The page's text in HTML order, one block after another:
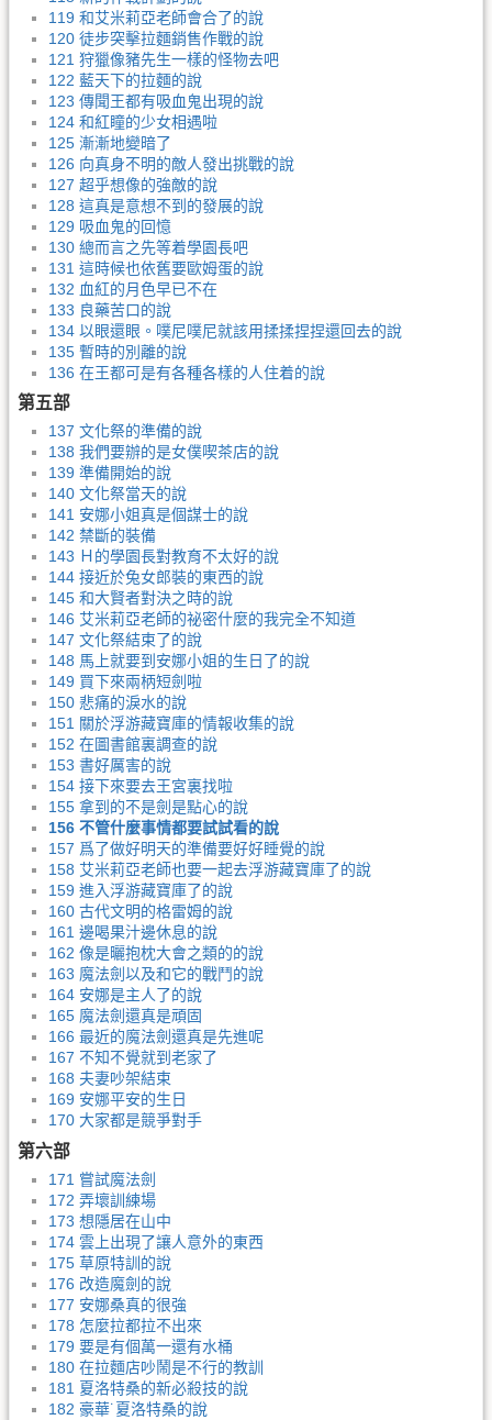
119 和艾米莉亞老師會合了的說
120 徒步突擊拉麵銷售作戰的說
121 狩獵像豬先生一樣的怪物去吧
122 藍天下的拉麵的說
123 傳聞王都有吸血鬼出現的說
124 和紅瞳的少女相遇啦
125 漸漸地變暗了
126 向真身不明的敵人發出挑戰的說
127 超乎想像的強敵的說
128 這真是意想不到的發展的說
129 吸血鬼的回憶
130 總而言之先等着學園長吧
131 這時候也依舊要歐姆蛋的說
132 血紅的月色早已不在
133 良藥苦口的說
134 以眼還眼。噗尼噗尼就該用揉揉捏捏還回去的說
135 暫時的別離的說
136 在王都可是有各種各樣的人住着的說
第五部
137 文化祭的準備的說
138 我們要辦的是女僕喫茶店的說
139 準備開始的說
140 文化祭當天的說
141 安娜小姐真是個謀士的說
142 禁斷的裝備
143 Ｈ的學園長對教育不太好的說
144 接近於兔女郎裝的東西的說
145 和大賢者對決之時的說
146 艾米莉亞老師的祕密什麼的我完全不知道
147 文化祭結束了的說
148 馬上就要到安娜小姐的生日了的說
149 買下來兩柄短劍啦
150 悲痛的淚水的說
151 關於浮游藏寶庫的情報收集的說
152 在圖書館裏調查的說
153 書好厲害的說
154 接下來要去王宮裏找啦
155 拿到的不是劍是點心的說
156 不管什麼事情都要試試看的說
157 爲了做好明天的準備要好好睡覺的說
158 艾米莉亞老師也要一起去浮游藏寶庫了的說
159 進入浮游藏寶庫了的說
160 古代文明的格雷姆的說
161 邊喝果汁邊休息的說
162 像是曬抱枕大會之類的的說
163 魔法劍以及和它的戰鬥的說
164 安娜是主人了的說
165 魔法劍還真是頑固
166 最近的魔法劍還真是先進呢
167 不知不覺就到老家了
168 夫妻吵架結束
169 安娜平安的生日
170 大家都是競爭對手
第六部
171 嘗試魔法劍
172 弄壞訓練場
173 想隱居在山中
174 雲上出現了讓人意外的東西
175 草原特訓的說
176 改造魔劍的說
177 安娜桑真的很強
178 怎麼拉都拉不出來
179 要是有個萬一還有水桶
180 在拉麵店吵鬧是不行的教訓
181 夏洛特桑的新必殺技的說
182 豪華˙夏洛特桑的說